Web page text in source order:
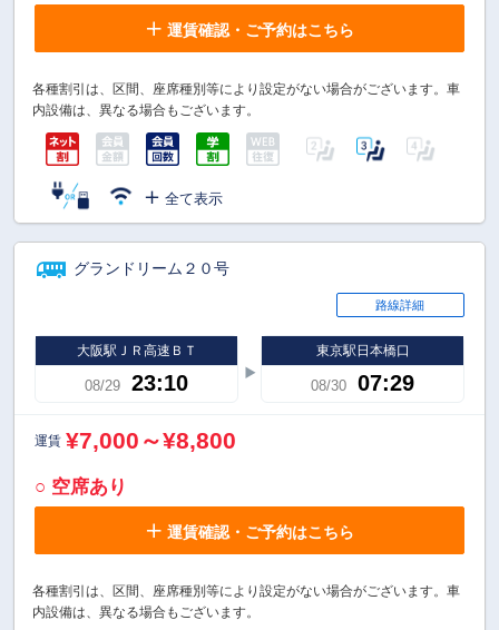
運賃確認・ご予約はこちら
各種割引は、区間、座席種別等により設定がない場合がございます。車
内設備は、異なる場合もございます。
全て表示
グランドリーム２０号
路線詳細
大阪駅ＪＲ高速ＢＴ
08/29 23:10
東京駅日本橋口
08/30 07:29
運賃 ¥7,000～¥8,800
○ 空席あり
運賃確認・ご予約はこちら
各種割引は、区間、座席種別等により設定がない場合がございます。車
内設備は、異なる場合もございます。